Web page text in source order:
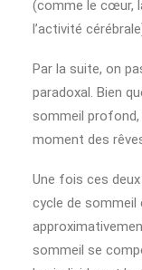
(comme le cœur,
l’activité
Par la suite, on
paradoxal. Bien
sommeil profond,
moment des
Une fois ces
cycle de sommeil
sommeil se